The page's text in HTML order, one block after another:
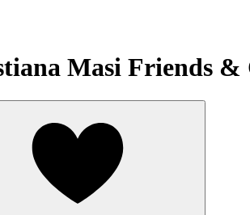
Masi Friends &